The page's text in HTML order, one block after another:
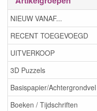
NIEUW VANAF...
RECENT TOEGEVOEGD
UITVERKOOP
3D Puzzels
Basispapier/Achtergrondvel
Boeken / Tijdschriften